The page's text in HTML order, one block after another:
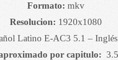
Formato: mkv
Resolucion: 1920x1080
Latino E-AC3 5.1 –
por capitulo: